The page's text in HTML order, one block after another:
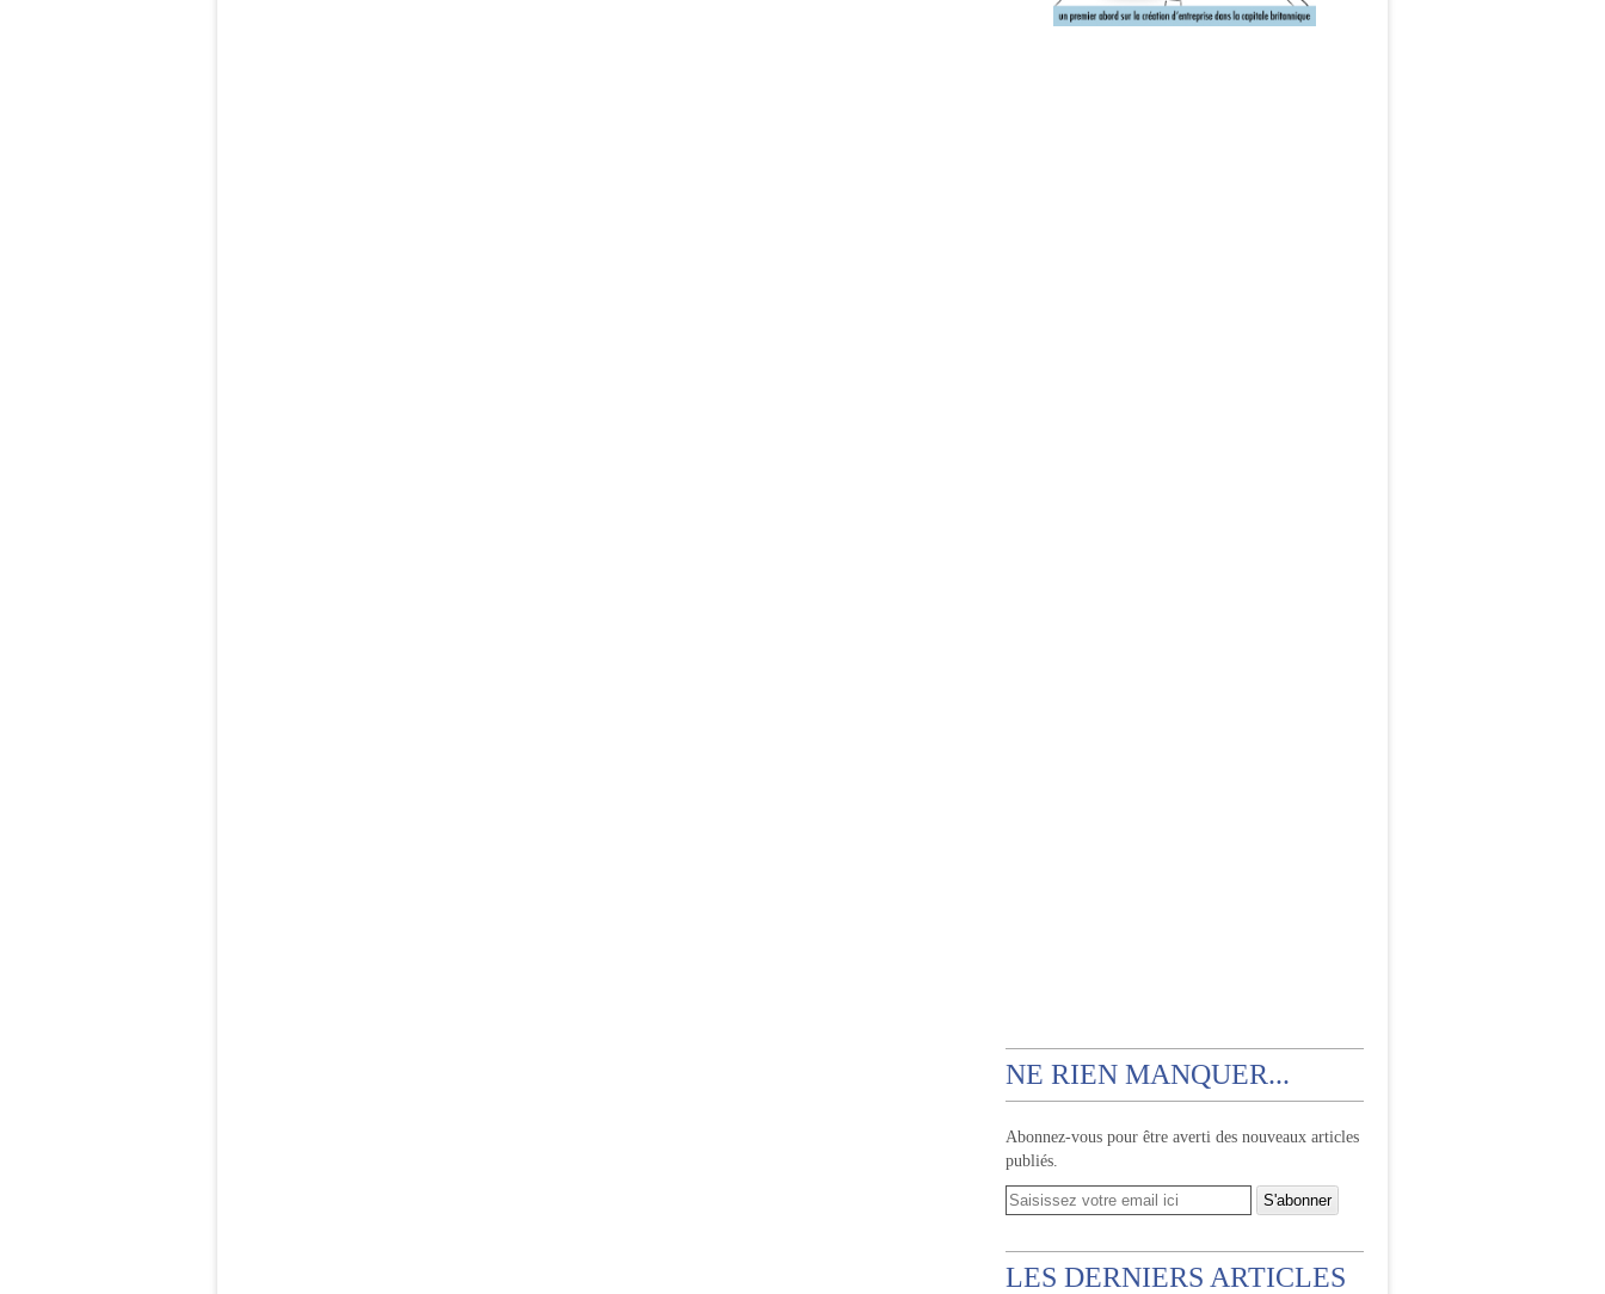
NE RIEN MANQUER...
Abonnez-vous pour être averti des nouveaux articles
publiés.
LES DERNIERS ARTICLES